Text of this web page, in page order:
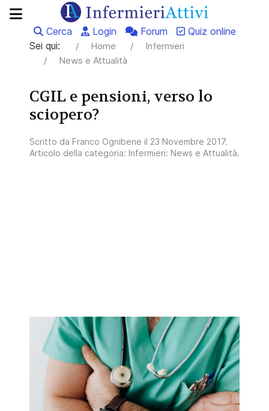
Cerca Login Forum
Quiz online
Sei qui:
Home
Infermieri
News e Attualità
CGIL e pensioni, verso lo
sciopero?
Scritto da Franco Ognibene il 23 Novembre 2017.
Articolo della categoria: Infermieri: News e Attualità.